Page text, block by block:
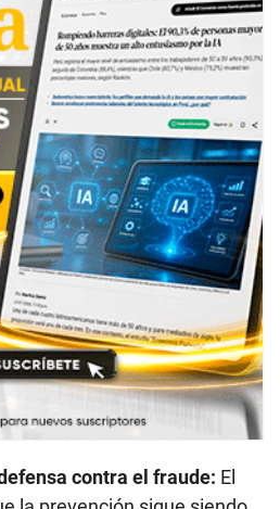
contra el fraude: El